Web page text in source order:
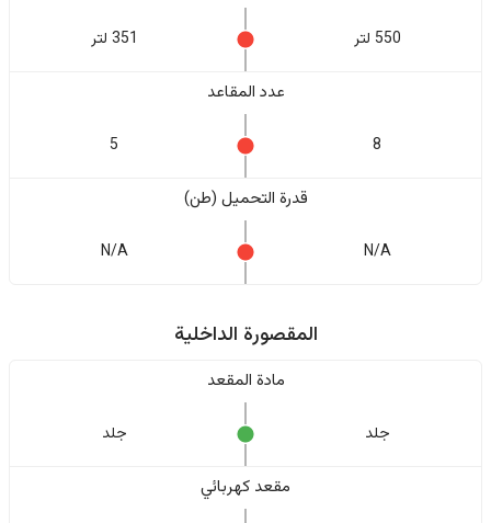
550 لتر 351 لتر
عدد المقاعد
8
5
قدرة التحميل (طن)
N/A
N/A
المقصورة الداخلية
مادة المقعد
جلد جلد
مقعد كهربائي